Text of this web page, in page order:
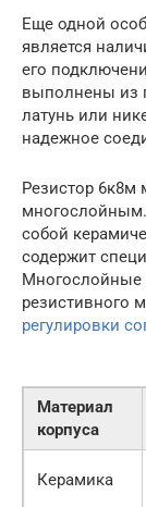
Еще одной
является
его
выполнены из
латунь или
надежное
Резистор
собой
содержит
Многослойные
резистивного
регулировки
Материал
корпуса
Керамика